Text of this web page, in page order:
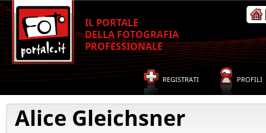
IL PORTALE
DELLA FOTOGRAFIA
PROFESSIONALE
REGISTRATI PROFILI
Alice Gleichsner